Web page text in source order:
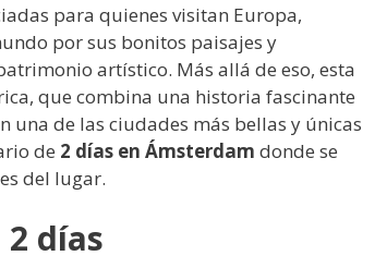
para quienes visitan Europa,
por sus bonitos paisajes y
artístico. Más allá de eso, esta
que combina una historia fascinante
una de las ciudades más bellas y únicas
de 2 días en Ámsterdam donde se
del lugar.
días